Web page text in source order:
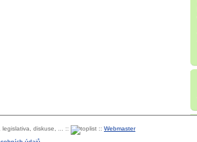
legislativa, diskuse, ... :: :: Webmaster